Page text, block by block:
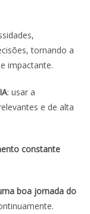
tornando a
impactante.
: usar a
e de alta
constante
boa jornada do